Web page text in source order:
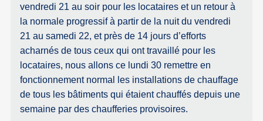
vendredi 21 au soir pour les locataires et un retour à
la normale progressif à partir de la nuit du vendredi
21 au samedi 22, et près de 14 jours d’efforts
acharnés de tous ceux qui ont travaillé pour les
locataires, nous allons ce lundi 30 remettre en
fonctionnement normal les installations de chauffage
de tous les bâtiments qui étaient chauffés depuis une
semaine par des chaufferies provisoires.